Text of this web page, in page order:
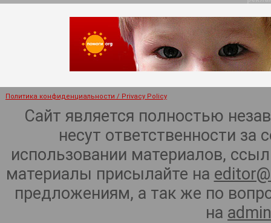
Политика конфиденциальности / Privacy Policy
Сайт является полностью
несут ответственности
использовании материалов,
материалы присылайте на
предложениям, а так же по
на